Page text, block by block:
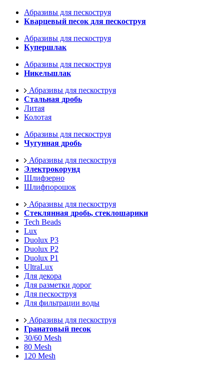
Абразивы для пескоструя
Кварцевый песок для пескоструя
Абразивы для пескоструя
Купершлак
Абразивы для пескоструя
Никельшлак
Абразивы для пескоструя
Стальная дробь
Литая
Колотая
Абразивы для пескоструя
Чугунная дробь
Абразивы для пескоструя
Электрокорунд
Шлифзерно
Шлифпорошок
Абразивы для пескоструя
Стеклянная дробь, стеклошарики
Tech Beads
Lux
Duolux P3
Duolux P2
Duolux P1
UltraLux
Для декора
Для разметки дорог
Для пескоструя
Для фильтрации воды
Абразивы для пескоструя
Гранатовый песок
30/60 Mesh
80 Mesh
120 Mesh